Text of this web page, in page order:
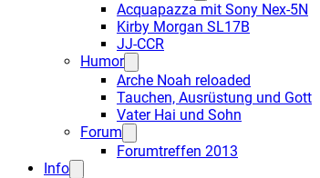
Acquapazza mit Sony Nex-5N
Kirby Morgan SL17B
JJ-CCR
Humor
Arche Noah reloaded
Tauchen, Ausrüstung und Gott
Vater Hai und Sohn
Forum
Forumtreffen 2013
Info